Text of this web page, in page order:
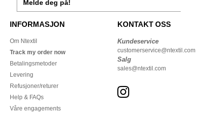
Melde deg på!
INFORMASJON
Om Ntextil
Track my order now
Betalingsmetoder
Levering
Refusjoner/returer
Help & FAQs
Våre engagements
KONTAKT OSS
Kundeservice
customerservice@ntextil.com
Salg
sales@ntextil.com